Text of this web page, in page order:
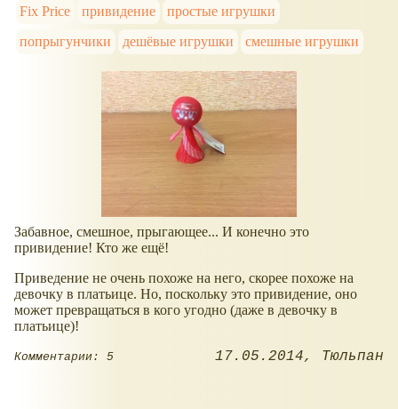
Fix Price привидение
простые игрушки
попрыгунчики
дешёвые игрушки смешные игрушки
Забавное, смешное, прыгающее... И конечно это
привидение! Кто же ещё!
Приведение не очень похоже на него, скорее похоже на
девочку в платьице. Но, поскольку это привидение, оно
может превращаться в кого угодно (даже в девочку в
платьице)!
Комментарии: 5 17.05.2014 Тюльпан